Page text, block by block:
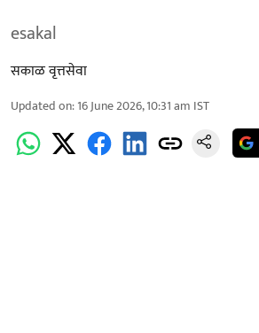
esakal
सकाळ वृत्तसेवा
Updated on:16 June 2026, 10:31 am IST